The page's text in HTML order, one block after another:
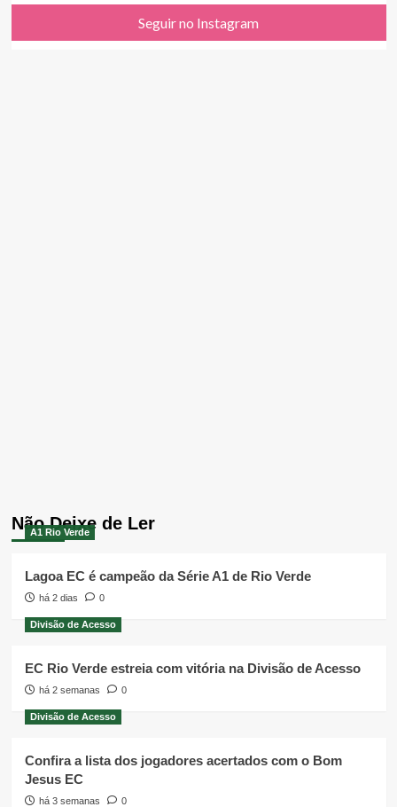
Seguir no Instagram
Não Deixe de Ler
A1 Rio Verde
Lagoa EC é campeão da Série A1 de Rio Verde
há 2 dias 0
Divisão de Acesso
EC Rio Verde estreia com vitória na Divisão de Acesso
há 2 semanas 0
Divisão de Acesso
Confira a lista dos jogadores acertados com o Bom
Jesus EC
há 3 semanas 0